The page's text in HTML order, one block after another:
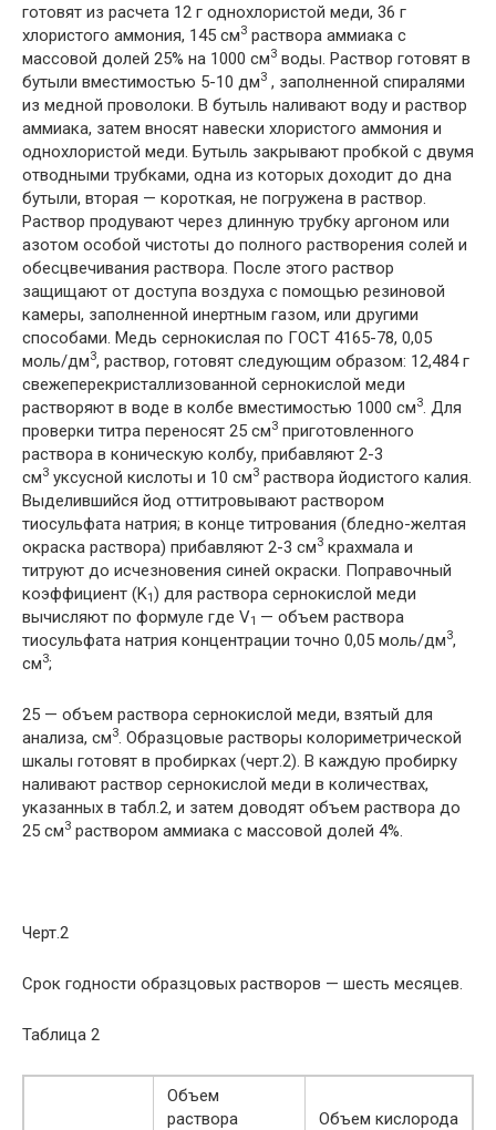
готовят из расчета 12 г однохлористой меди, 36 г
хлористого аммония, 145 см3 раствора аммиака с
массовой долей 25% на 1000 см3 воды. Раствор готовят в
бутыли вместимостью 5-10 дм3 , заполненной спиралями
из медной проволоки. В бутыль наливают воду и раствор
аммиака, затем вносят навески хлористого аммония и
однохлористой меди. Бутыль закрывают пробкой с двумя
отводными трубками, одна из которых доходит до дна
бутыли, вторая — короткая, не погружена в раствор.
Раствор продувают через длинную трубку аргоном или
азотом особой чистоты до полного растворения солей и
обесцвечивания раствора. После этого раствор
защищают от доступа воздуха с помощью резиновой
камеры, заполненной инертным газом, или другими
способами. Медь сернокислая по ГОСТ 4165-78, 0,05
моль/дм3, раствор, готовят следующим образом: 12,484 г
свежеперекристаллизованной сернокислой меди
растворяют в воде в колбе вместимостью 1000 см3
. Для
проверки титра переносят 25 см3 приготовленного
раствора в коническую колбу, прибавляют 2-3
см3 уксусной кислоты и 10 см3 раствора йодистого калия.
Выделившийся йод оттитровывают раствором
тиосульфата натрия; в конце титрования (бледно-желтая
окраска раствора) прибавляют 2-3 см3 крахмала и
титруют до исчезновения синей окраски. Поправочный
коэффициент (K1 ) для раствора сернокислой меди
вычисляют по формуле где V1 — объем раствора
тиосульфата натрия концентрации точно 0,05 моль/дм3,
см3;
25 — объем раствора сернокислой меди, взятый для
анализа, см3 . Образцовые растворы колориметрической
шкалы готовят в пробирках (черт.2). В каждую пробирку
наливают раствор сернокислой меди в количествах,
указанных в табл.2, и затем доводят объем раствора до
25 см3 раствором аммиака с массовой долей 4%.
Черт.2
Срок годности образцовых растворов — шесть месяцев.
Таблица 2
Объем
раствора
Объем кислорода